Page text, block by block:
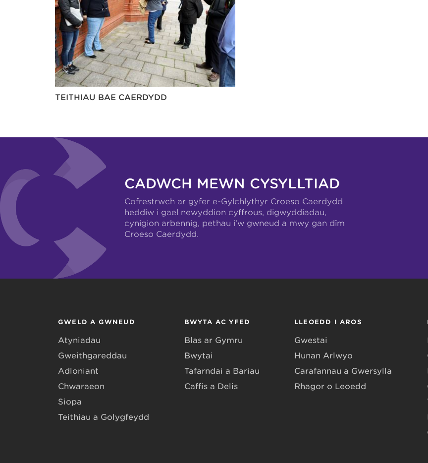
TEITHIAU BAE CAERDYDD
CADWCH MEWN CYSYLLTIAD
Cofrestrwch ar gyfer e-Gylchlythyr Croeso Caerdydd
heddiw i gael newyddion cyffrous, digwyddiadau,
cynigion arbennig, pethau i’w gwneud a mwy gan dîm
Croeso Caerdydd.
GWELD A GWNEUD
Atyniadau
Gweithgareddau
Adloniant
Chwaraeon
Siopa
Teithiau a Golygfeydd
BWYTA AC YFED
Blas ar Gymru
Bwytai
Tafarndai a Bariau
Caffis a Delis
LLEOEDD I AROS
Gwestai
Hunan Arlwyo
Carafannau a Gwersylla
Rhagor o Leoedd